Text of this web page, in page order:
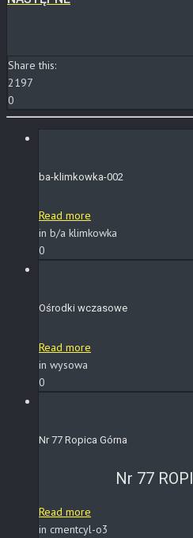
Share this:
2197
0
ba-klimkowka-002
Read more
in b/a klimkowka
0
Ośrodki wczasowe
Read more
in wysowa
0
Nr 77 Ropica Górna
Nr 77
Read more
in cmentcyl-o3